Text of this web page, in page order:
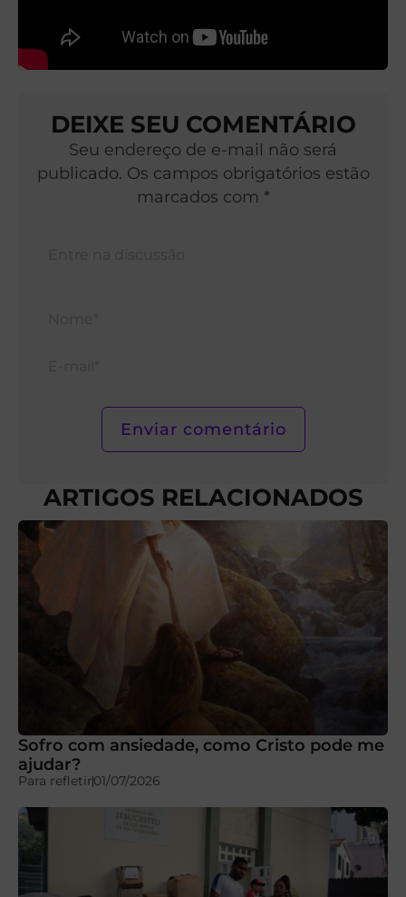
DEIXE SEU COMENTÁRIO
Seu endereço de e-mail não será
publicado. Os campos obrigatórios estão
marcados com *
ARTIGOS RELACIONADOS
Sofro com ansiedade, como Cristo pode me
ajudar?
Para refletir01/07/2026